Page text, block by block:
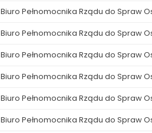
Biuro Pełnomocnika Rządu do Spraw
Biuro Pełnomocnika Rządu do Spraw
Biuro Pełnomocnika Rządu do Spraw
Biuro Pełnomocnika Rządu do Spraw
Biuro Pełnomocnika Rządu do Spraw
Biuro Pełnomocnika Rządu do Spraw